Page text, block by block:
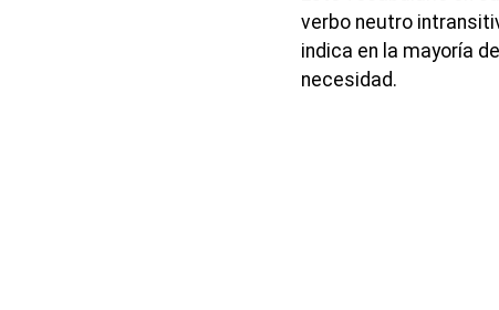
verbo neutro
indica en la mayoría
necesidad.